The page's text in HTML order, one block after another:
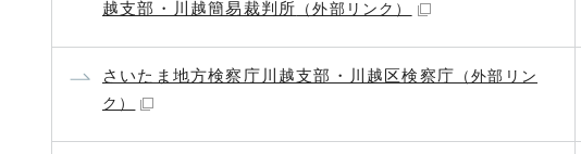
越支部・川越簡易裁判所 （外部リンク）
さいたま地方検察庁川越支部・川越区検察庁 （外部リン
ク）